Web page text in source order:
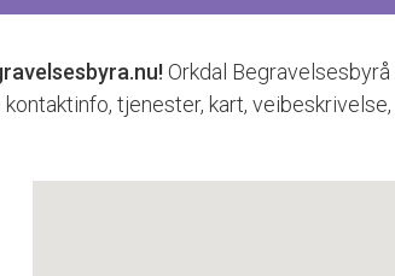
Orkdal
tjenester, kart,